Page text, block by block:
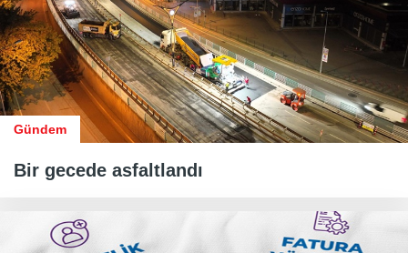
Gündem
Bir gecede asfaltlandı